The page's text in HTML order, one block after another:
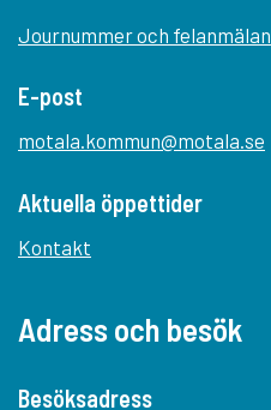
Journummer och felanmälan
E-post
motala.kommun@motala.se
Aktuella öppettider
Kontakt
Adress och besök
Besöksadress